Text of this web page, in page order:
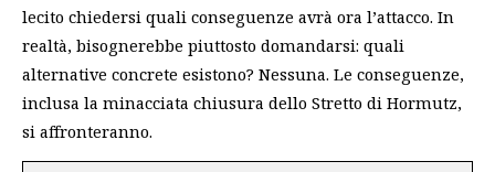
lecito chiedersi quali conseguenze avrà ora l’attacco. In
realtà, bisognerebbe piuttosto domandarsi: quali
alternative concrete esistono? Nessuna. Le conseguenze,
inclusa la minacciata chiusura dello Stretto di Hormutz,
si affronteranno.